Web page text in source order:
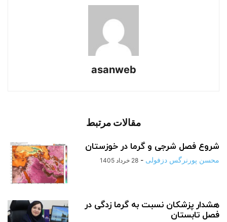
asanweb
مقالات مرتبط
شروع فصل شرجی و گرما در خوزستان
محسن پورنرگس دزفولی - 28 خرداد 1405
هشدار پزشکان نسبت به گرما زدگی در
فصل تابستان